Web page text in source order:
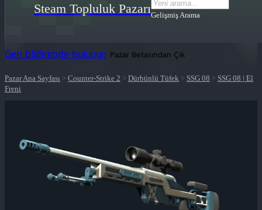
Steam Topluluk PazarıGelişmiş Arama
Geri bildirimde bulunun Pazar Betasından Çık
Pazar Ana Sayfası > Counter-Strike 2 > Dürbünlü Tüfek > SSG 08 > SSG 08 | El
Freni